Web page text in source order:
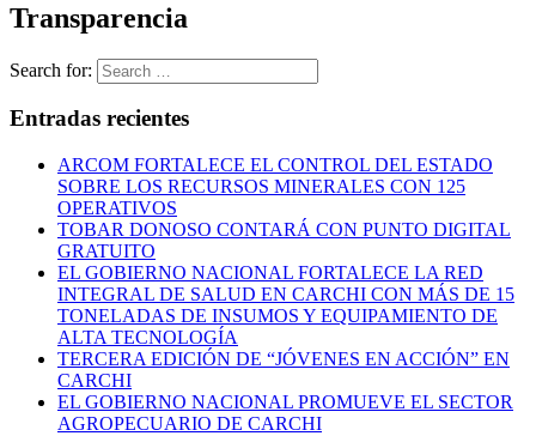
Transparencia
Search for:
Entradas recientes
ARCOM FORTALECE EL CONTROL DEL ESTADO
SOBRE LOS RECURSOS MINERALES CON 125
OPERATIVOS
TOBAR DONOSO CONTARÁ CON PUNTO DIGITAL
GRATUITO
EL GOBIERNO NACIONAL FORTALECE LA RED
INTEGRAL DE SALUD EN CARCHI CON MÁS DE 15
TONELADAS DE INSUMOS Y EQUIPAMIENTO DE
ALTA TECNOLOGÍA
TERCERA EDICIÓN DE “JÓVENES EN ACCIÓN” EN
CARCHI
EL GOBIERNO NACIONAL PROMUEVE EL SECTOR
AGROPECUARIO DE CARCHI